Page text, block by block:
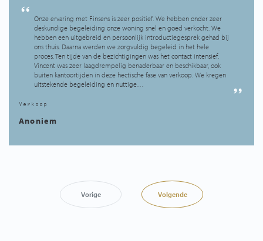
Onze ervaring met Finsens is zeer positief. We hebben onder zeer
deskundige begeleiding onze woning snel en goed verkocht. We
hebben een uitgebreid en persoonlijk introductiegesprek gehad bij
ons thuis. Daarna werden we zorgvuldig begeleid in het hele
proces. Ten tijde van de bezichtigingen was het contact intensief.
Vincent was zeer laagdrempelig benaderbaar en beschikbaar, ook
buiten kantoortijden in deze hectische fase van verkoop. We kregen
uitstekende begeleiding en nuttige…
Verkoop
Anoniem
Vorige Volgende